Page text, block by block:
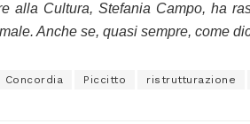
alla Cultura, Stefania Campo, ha
Anche se, quasi sempre, come
Concordia Piccitto ristrutturazione